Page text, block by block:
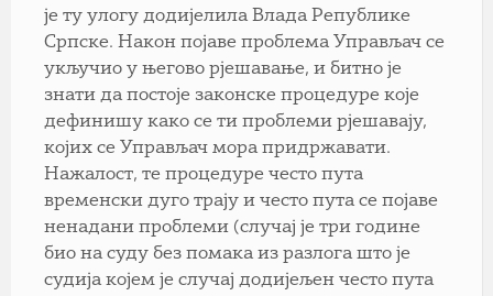
је ту улогу додијелила Влада Републике
Српске. Након појаве проблема Управљач се
укључио у његово рјешавање, и битно је
знати да постоје законске процедуре које
дефинишу како се ти проблеми рјешавају,
којих се Управљач мора придржавати.
Нажалост, те процедуре често пута
временски дуго трају и често пута се појаве
ненадани проблеми (случај је три године
био на суду без помака из разлога што је
судија којем је случај додијељен често пута